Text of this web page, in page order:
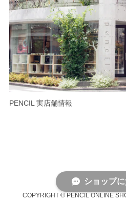
PENCIL 実店舗情報
COPYRIGHT © PENCIL ONLINE
ショップ